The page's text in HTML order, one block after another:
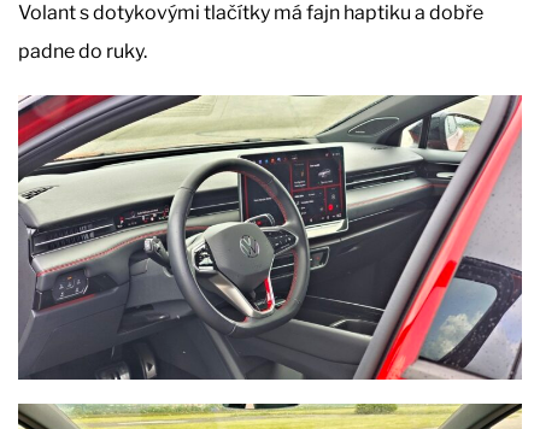
Volant s dotykovými tlačítky má fajn haptiku a dobře
padne do ruky.